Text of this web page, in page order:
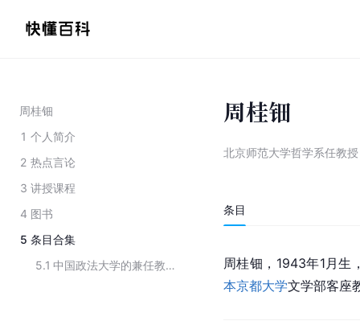
周桂钿
1 个人简介
2 热点言论
3 讲授课程
4 图书
5 条目合集
5.1
中国政法大学的兼任教师
周桂钿
北京师范大学哲学系任教授
条目
周桂钿，1943年1月生
本京都大学文学部客座